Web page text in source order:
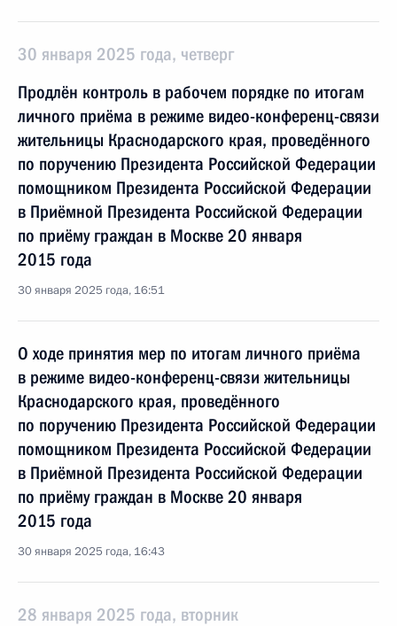
30 января 2025 года, четверг
Продлён контроль в рабочем порядке по итогам
личного приёма в режиме видео-конференц-связи
жительницы Краснодарского края, проведённого
по поручению Президента Российской Федерации
помощником Президента Российской Федерации
в Приёмной Президента Российской Федерации
по приёму граждан в Москве 20 января
2015 года
30 января 2025 года, 16:51
О ходе принятия мер по итогам личного приёма
в режиме видео-конференц-связи жительницы
Краснодарского края, проведённого
по поручению Президента Российской Федерации
помощником Президента Российской Федерации
в Приёмной Президента Российской Федерации
по приёму граждан в Москве 20 января
2015 года
30 января 2025 года, 16:43
28 января 2025 года, вторник